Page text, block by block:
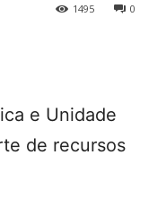
0
1495
e Unidade
de recursos